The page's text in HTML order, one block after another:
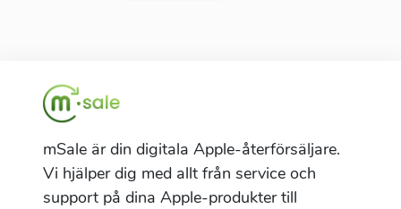
mSale är din digitala Apple-återförsäljare.
Vi hjälper dig med allt från service och
support på dina Apple-produkter till